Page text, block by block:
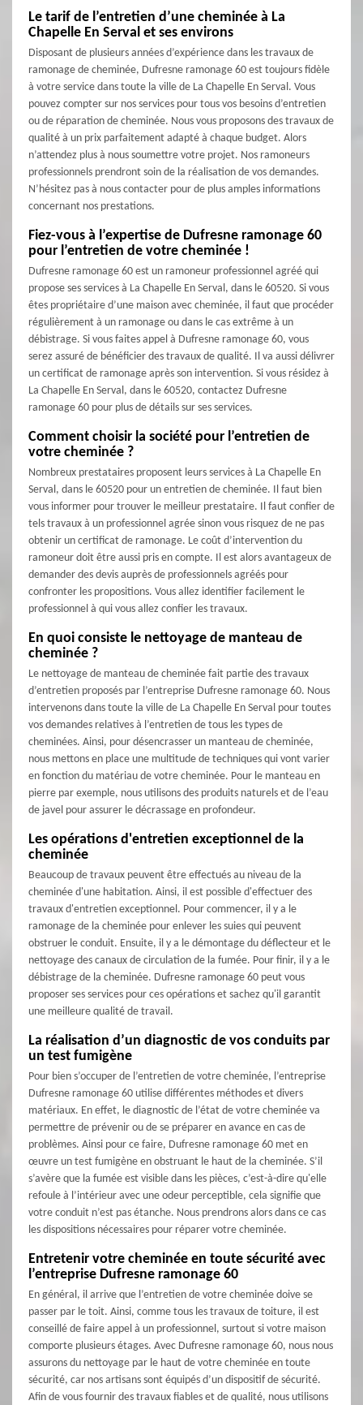
Le tarif de l’entretien d’une cheminée à La
Chapelle En Serval et ses environs
Disposant de plusieurs années d’expérience dans les travaux de
ramonage de cheminée, Dufresne ramonage 60 est toujours fidèle
à votre service dans toute la ville de La Chapelle En Serval. Vous
pouvez compter sur nos services pour tous vos besoins d’entretien
ou de réparation de cheminée. Nous vous proposons des travaux de
qualité à un prix parfaitement adapté à chaque budget. Alors
n’attendez plus à nous soumettre votre projet. Nos ramoneurs
professionnels prendront soin de la réalisation de vos demandes.
N’hésitez pas à nous contacter pour de plus amples informations
concernant nos prestations.
Fiez-vous à l’expertise de Dufresne ramonage 60
pour l’entretien de votre cheminée !
Dufresne ramonage 60 est un ramoneur professionnel agréé qui
propose ses services à La Chapelle En Serval, dans le 60520. Si vous
êtes propriétaire d’une maison avec cheminée, il faut que procéder
régulièrement à un ramonage ou dans le cas extrême à un
débistrage. Si vous faites appel à Dufresne ramonage 60, vous
serez assuré de bénéficier des travaux de qualité. Il va aussi délivrer
un certificat de ramonage après son intervention. Si vous résidez à
La Chapelle En Serval, dans le 60520, contactez Dufresne
ramonage 60 pour plus de détails sur ses services.
Comment choisir la société pour l’entretien de
votre cheminée ?
Nombreux prestataires proposent leurs services à La Chapelle En
Serval, dans le 60520 pour un entretien de cheminée. Il faut bien
vous informer pour trouver le meilleur prestataire. Il faut confier de
tels travaux à un professionnel agrée sinon vous risquez de ne pas
obtenir un certificat de ramonage. Le coût d’intervention du
ramoneur doit être aussi pris en compte. Il est alors avantageux de
demander des devis auprès de professionnels agréés pour
confronter les propositions. Vous allez identifier facilement le
professionnel à qui vous allez confier les travaux.
En quoi consiste le nettoyage de manteau de
cheminée ?
Le nettoyage de manteau de cheminée fait partie des travaux
d’entretien proposés par l’entreprise Dufresne ramonage 60. Nous
intervenons dans toute la ville de La Chapelle En Serval pour toutes
vos demandes relatives à l’entretien de tous les types de
cheminées. Ainsi, pour désencrasser un manteau de cheminée,
nous mettons en place une multitude de techniques qui vont varier
en fonction du matériau de votre cheminée. Pour le manteau en
pierre par exemple, nous utilisons des produits naturels et de l’eau
de javel pour assurer le décrassage en profondeur.
Les opérations d'entretien exceptionnel de la
cheminée
Beaucoup de travaux peuvent être effectués au niveau de la
cheminée d'une habitation. Ainsi, il est possible d'effectuer des
travaux d'entretien exceptionnel. Pour commencer, il y a le
ramonage de la cheminée pour enlever les suies qui peuvent
obstruer le conduit. Ensuite, il y a le démontage du déflecteur et le
nettoyage des canaux de circulation de la fumée. Pour finir, il y a le
débistrage de la cheminée. Dufresne ramonage 60 peut vous
proposer ses services pour ces opérations et sachez qu'il garantit
une meilleure qualité de travail.
La réalisation d’un diagnostic de vos conduits par
un test fumigène
Pour bien s’occuper de l’entretien de votre cheminée, l’entreprise
Dufresne ramonage 60 utilise différentes méthodes et divers
matériaux. En effet, le diagnostic de l’état de votre cheminée va
permettre de prévenir ou de se préparer en avance en cas de
problèmes. Ainsi pour ce faire, Dufresne ramonage 60 met en
œuvre un test fumigène en obstruant le haut de la cheminée. S’il
s’avère que la fumée est visible dans les pièces, c’est-à-dire qu'elle
refoule à l’intérieur avec une odeur perceptible, cela signifie que
votre conduit n’est pas étanche. Nous prendrons alors dans ce cas
les dispositions nécessaires pour réparer votre cheminée.
Entretenir votre cheminée en toute sécurité avec
l’entreprise Dufresne ramonage 60
En général, il arrive que l’entretien de votre cheminée doive se
passer par le toit. Ainsi, comme tous les travaux de toiture, il est
conseillé de faire appel à un professionnel, surtout si votre maison
comporte plusieurs étages. Avec Dufresne ramonage 60, nous nous
assurons du nettoyage par le haut de votre cheminée en toute
sécurité, car nos artisans sont équipés d’un dispositif de sécurité.
Afin de vous fournir des travaux fiables et de qualité, nous utilisons